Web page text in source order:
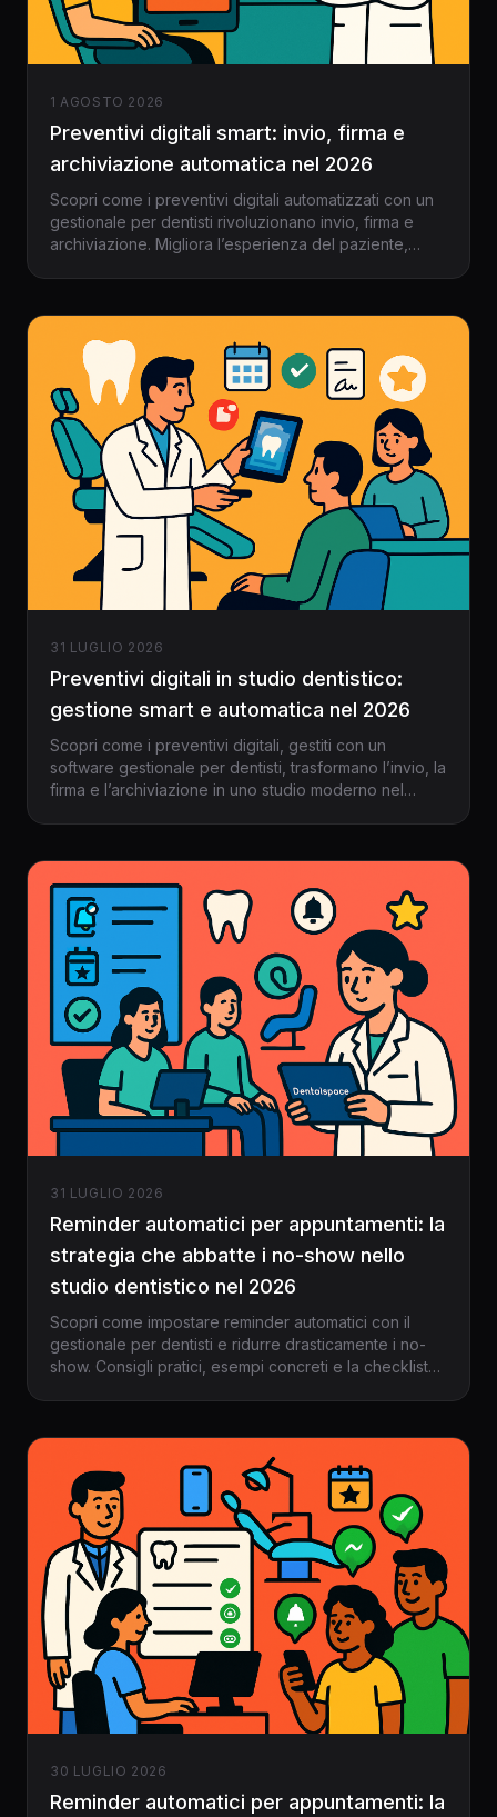
1 AGOSTO 2026
Preventivi digitali smart: invio, firma e
archiviazione automatica nel 2026
Scopri come i preventivi digitali automatizzati con un
gestionale per dentisti rivoluzionano invio, firma e
archiviazione. Migliora l’esperienza del paziente,
31 LUGLIO 2026
Preventivi digitali in studio dentistico:
gestione smart e automatica nel 2026
Scopri come i preventivi digitali, gestiti con un
software gestionale per dentisti, trasformano l’invio, la
firma e l’archiviazione in uno studio moderno nel
31 LUGLIO 2026
Reminder automatici per appuntamenti: la
strategia che abbatte i no-show nello
studio dentistico nel 2026
Scopri come impostare reminder automatici con il
gestionale per dentisti e ridurre drasticamente i no-
show. Consigli pratici, esempi concreti e la checklist
30 LUGLIO 2026
Reminder automatici per appuntamenti: la